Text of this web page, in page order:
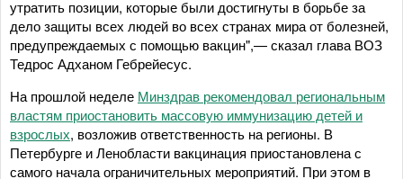
утратить позиции, которые были достигнуты в борьбе за
дело защиты всех людей во всех странах мира от болезней,
предупреждаемых с помощью вакцин",— сказал глава ВОЗ
Тедрос Адханом Гебрейесус.
На прошлой неделе Минздрав рекомендовал региональным
властям приостановить массовую иммунизацию детей и
взрослых, возложив ответственность на регионы. В
Петербурге и Ленобласти вакцинация приостановлена с
самого начала ограничительных мероприятий. При этом в